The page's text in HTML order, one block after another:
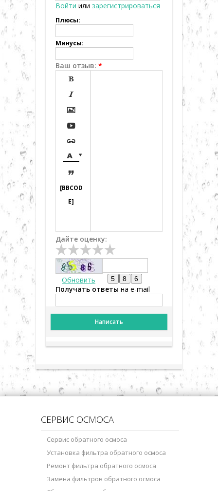
Войти или зарегистрироваться
Плюсы:
Минусы:
Ваш отзыв: *








[BBCOD
E]
Дайте оценку:
Обновить
Получать ответы на e-mail
Написать
СЕРВИС ОСМОСА
Сервис обратного осмоса
Установка фильтра обратного осмоса
Ремонт фильтра обратного осмоса
Замена фильтров обратного осмоса